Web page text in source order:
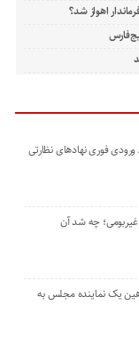
اهواز شد؟
فوری نهادهای نظارتی
غیربومی؛ چه شد آن
یک نماینده مجلس به